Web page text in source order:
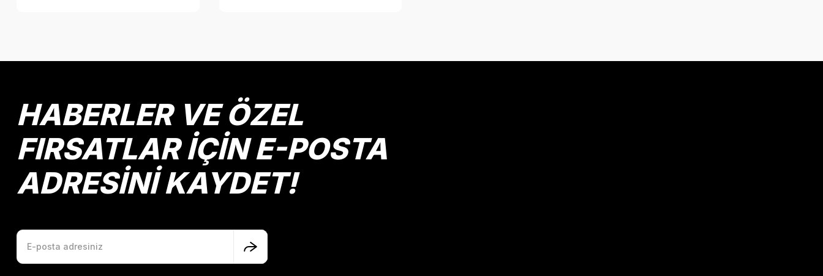
HABERLER VE ÖZEL
FIRSATLAR İÇİN E-POSTA
ADRESİNİ KAYDET!